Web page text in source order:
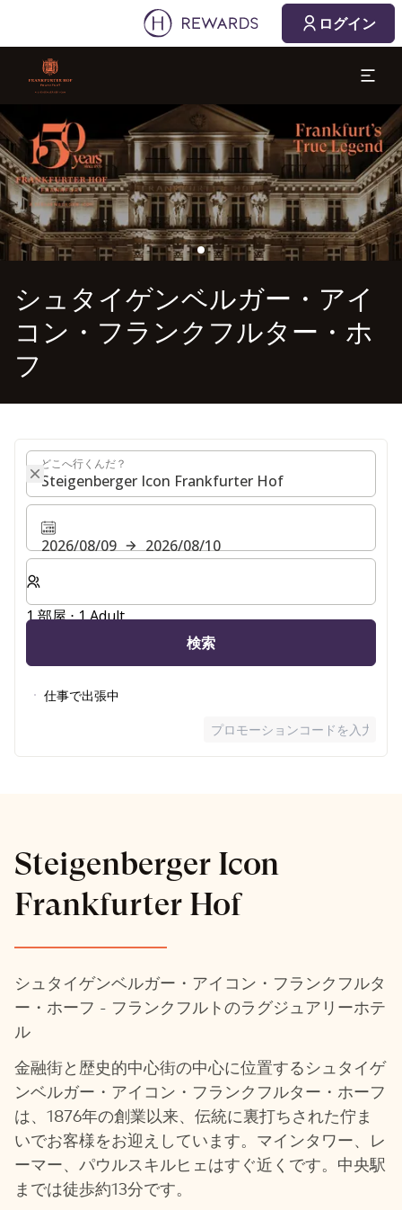
ログイン
スライド1 1
シュタイゲンベルガー・アイコン・フランクフルター・ホフ
シュタイゲンベルガー・アイ
コン・フランクフルター・ホ
フ
2026/08/10
どこへ行くんだ？
どこへ行くんだ？
2026/08/09
2026/08/10
客室数と宿泊人数をお選びください。
1 部屋 ⋅ 1 Adult
検索
仕事で出張中
プロモーションコードを入力
Steigenberger Icon
Frankfurter Hof
シュタイゲンベルガー・アイコン・フランクフルタ
ー・ホーフ - フランクフルトのラグジュアリーホテ
ル
金融街と歴史的中心街の中心に位置するシュタイゲ
ンベルガー・アイコン・フランクフルター・ホーフ
は、1876年の創業以来、伝統に裏打ちされた佇ま
いでお客様をお迎えしています。マインタワー、レ
ーマー、パウルスキルヒェはすぐ近くです。中央駅
までは徒歩約13分です。